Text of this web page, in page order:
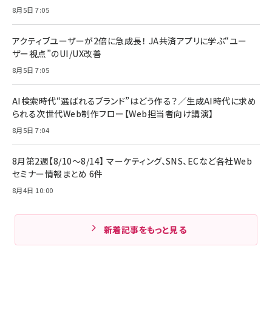
8月5日 7:05
アクティブユーザーが2倍に急成長！ JA共済アプリに学ぶ“ユー
ザー視点”のUI/UX改善
8月5日 7:05
AI検索時代“選ばれるブランド”はどう作る？／生成AI時代に求め
られる次世代Web制作フロー【Web担当者向け講演】
8月5日 7:04
8月第2週【8/10～8/14】 マーケティング、SNS、ECなど各社Web
セミナー情報まとめ 6件
8月4日 10:00
新着記事をもっと見る